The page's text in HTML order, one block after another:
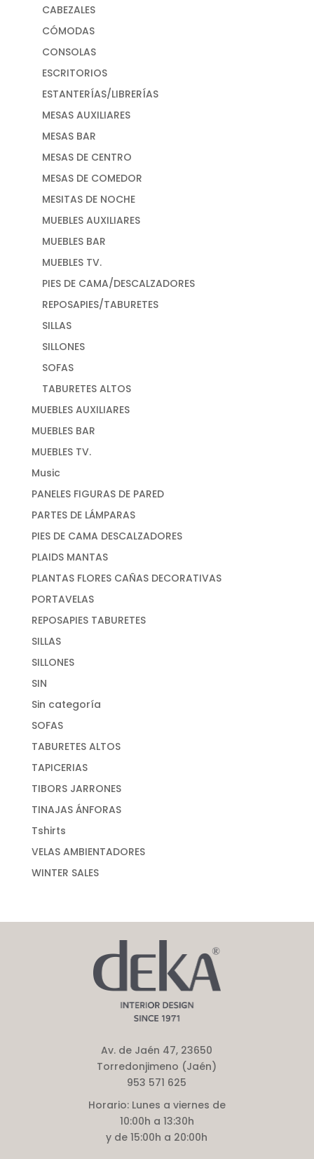
CABEZALES
CÓMODAS
CONSOLAS
ESCRITORIOS
ESTANTERÍAS/LIBRERÍAS
MESAS AUXILIARES
MESAS BAR
MESAS DE CENTRO
MESAS DE COMEDOR
MESITAS DE NOCHE
MUEBLES AUXILIARES
MUEBLES BAR
MUEBLES TV.
PIES DE CAMA/DESCALZADORES
REPOSAPIES/TABURETES
SILLAS
SILLONES
SOFAS
TABURETES ALTOS
MUEBLES AUXILIARES
MUEBLES BAR
MUEBLES TV.
Music
PANELES FIGURAS DE PARED
PARTES DE LÁMPARAS
PIES DE CAMA DESCALZADORES
PLAIDS MANTAS
PLANTAS FLORES CAÑAS DECORATIVAS
PORTAVELAS
REPOSAPIES TABURETES
SILLAS
SILLONES
SIN
Sin categoría
SOFAS
TABURETES ALTOS
TAPICERIAS
TIBORS JARRONES
TINAJAS ÁNFORAS
Tshirts
VELAS AMBIENTADORES
WINTER SALES
Av. de Jaén 47, 23650
Torredonjimeno (Jaén)
953 571 625
Horario:Lunes a viernes de
10:00h a 13:30h
y de 15:00h a 20:00h